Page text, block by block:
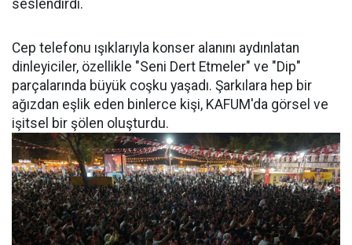
seslendirdi.
Cep telefonu ışıklarıyla konser alanını aydınlatan
dinleyiciler, özellikle "Seni Dert Etmeler" ve "Dip"
parçalarında büyük coşku yaşadı. Şarkılara hep bir
ağızdan eşlik eden binlerce kişi, KAFUM'da görsel ve
işitsel bir şölen oluşturdu.